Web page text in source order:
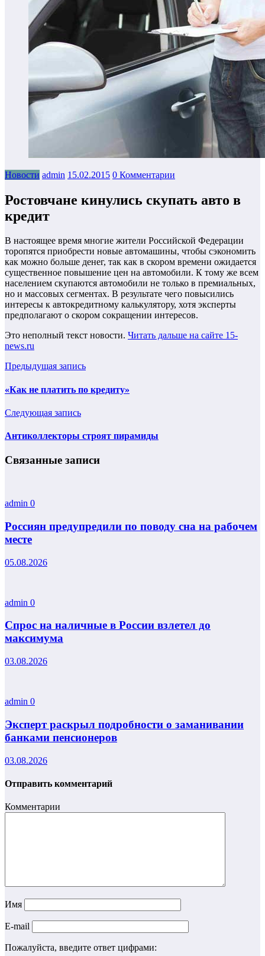
Новости admin 15.02.2015 0 Комментарии
Ростовчане кинулись скупать авто в
кредит
В настоящее время многие жители Российской Федерации
торопятся приобрести новые автомашины, чтобы сэкономить
как можно больше денег, так как в скором времени ожидается
существенное повышение цен на автомобили. К тому же всем
населением скупаются автомобили не только в премиальных,
но и массовых сегментах. В результате чего повысились
интересы к автокредитному калькулятору, хотя эксперты
предполагают о скором сокращении интересов.
Это неполный текст новости. Читать дальше на сайте 15-
news.ru
Предыдущая запись
«Как не платить по кредиту»
Следующая запись
Антиколлекторы строят пирамиды
Связанные записи
admin 0
Россиян предупредили по поводу сна на рабочем
месте
05.08.2026
admin 0
Спрос на наличные в России взлетел до
максимума
03.08.2026
admin 0
Эксперт раскрыл подробности о заманивании
банками пенсионеров
03.08.2026
Отправить комментарий
Комментарии
Имя
E-mail
Пожалуйста, введите ответ цифрами: